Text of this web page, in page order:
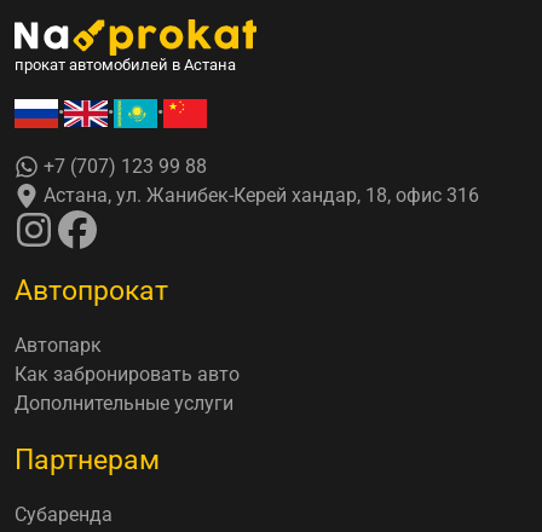
прокат автомобилей в Астана
• • •
+7 (707) 123 99 88
Астана, ул. Жанибек-Керей хандар, 18, офис 316
Автопрокат
Автопарк
Как забронировать авто
Дополнительные услуги
Партнерам
Субаренда